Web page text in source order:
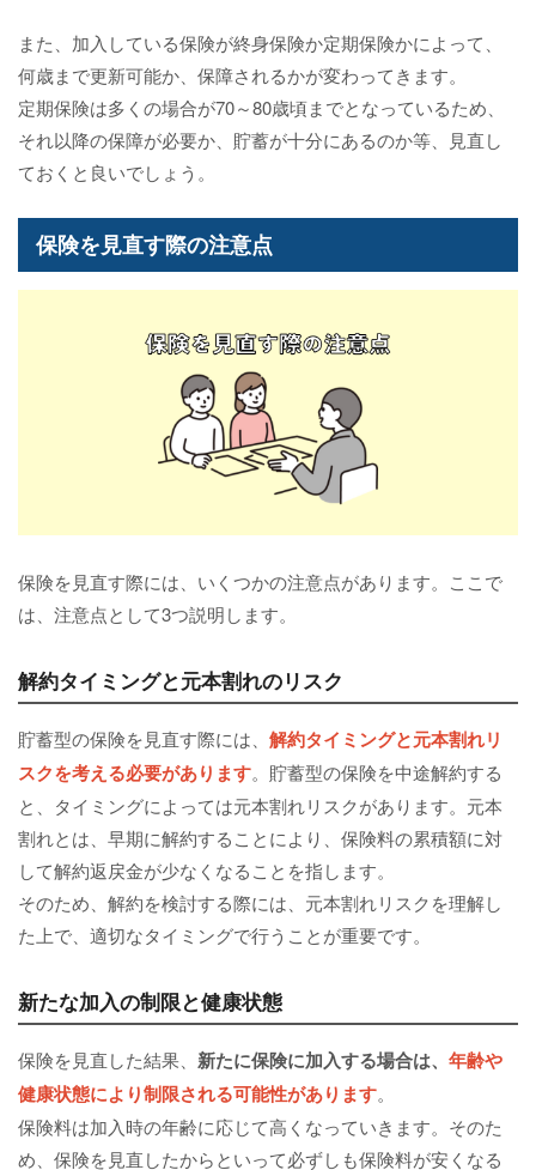
また、加入している保険が終身保険か定期保険かによって、
何歳まで更新可能か、保障されるかが変わってきます。
定期保険は多くの場合が70～80歳頃までとなっているため、
それ以降の保障が必要か、貯蓄が十分にあるのか等、見直し
ておくと良いでしょう。
保険を見直す際の注意点
保険を見直す際には、いくつかの注意点があります。ここで
は、注意点として3つ説明します。
解約タイミングと元本割れのリスク
貯蓄型の保険を見直す際には、 解約タイミングと元本割れリ
スクを考える必要があります。貯蓄型の保険を中途解約する
と、タイミングによっては元本割れリスクがあります。元本
割れとは、早期に解約することにより、保険料の累積額に対
して解約返戻金が少なくなることを指します。
そのため、解約を検討する際には、元本割れリスクを理解し
た上で、適切なタイミングで行うことが重要です。
新たな加入の制限と健康状態
保険を見直した結果、 新たに保険に加入する場合は、 年齢や
健康状態により制限される可能性があります。
保険料は加入時の年齢に応じて高くなっていきます。そのた
め、保険を見直したからといって必ずしも保険料が安くなる